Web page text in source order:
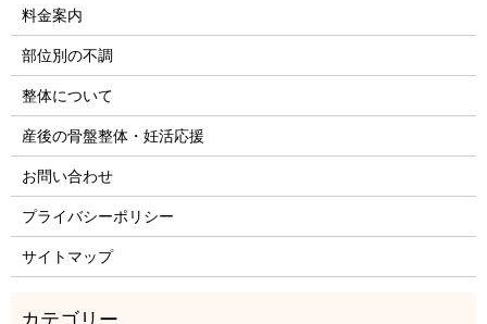
料金案内
部位別の不調
整体について
産後の骨盤整体・妊活応援
お問い合わせ
プライバシーポリシー
サイトマップ